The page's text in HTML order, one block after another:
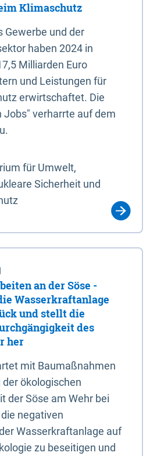
Klimaschutz
Gewerbe und der
haben 2024 in
Milliarden Euro
und Leistungen für
erwirtschaftet. Die
Jobs" verharrte auf dem
für Umwelt,
Sicherheit und
an der Söse -
Wasserkraftanlage
und stellt die
des
her
mit Baumaßnahmen
ökologischen
der Söse am Wehr bei
negativen
Wasserkraftanlage auf
zu beseitigen und